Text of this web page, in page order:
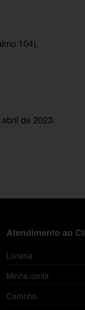
104).
de 2023.
Atendimento ao
Livraria
Minha conta
Carrinho